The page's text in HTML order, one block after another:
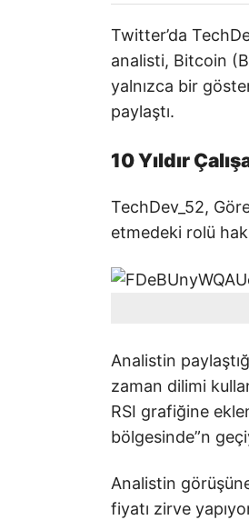
Twitter’da
analisti, Bitcoin
yalnızca bir
paylaştı.
10 Yıldır
TechDev_52,
etmedeki rolü
Analistin
zaman dilimi
RSI grafiğine
bölgesinde”n
Analistin
fiyatı zirve